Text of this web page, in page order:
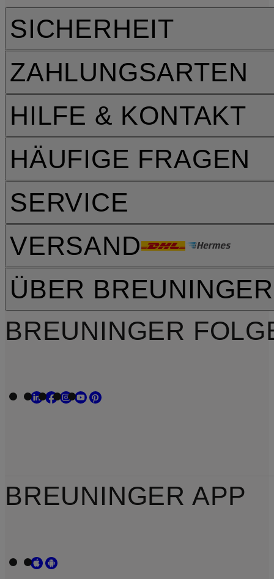
HILFE & KONTAKT
HÄUFIGE FRAGEN
SERVICE
VERSAND
SICHERHEIT
ZAHLUNGSARTEN
ÜBER BREUNINGER
BREUNINGER
BREUNINGER APP